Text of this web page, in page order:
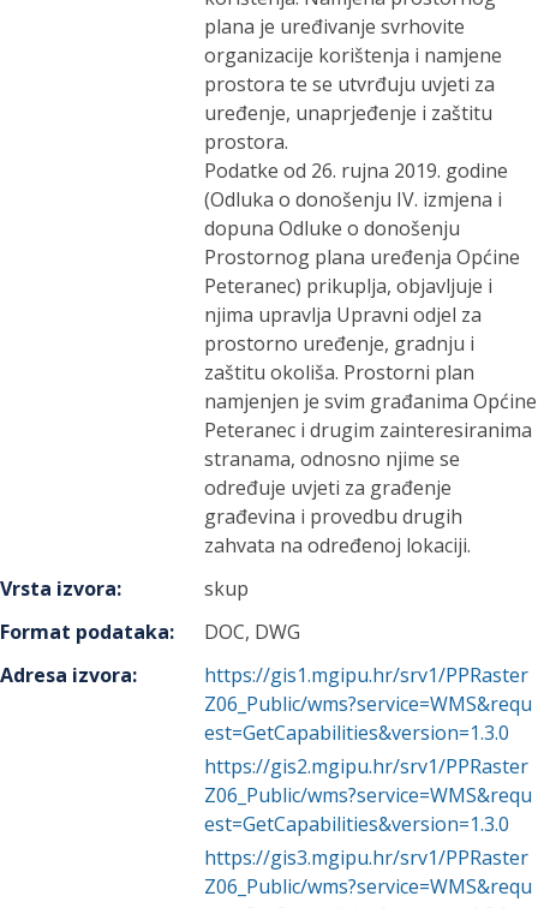
plana je uređivanje svrhovite
organizacije korištenja i namjene
prostora te se utvrđuju uvjeti za
uređenje, unaprjeđenje i zaštitu
prostora.
Podatke od 26. rujna 2019. godine
(Odluka o donošenju IV. izmjena i
dopuna Odluke o donošenju
Prostornog plana uređenja Općine
Peteranec) prikuplja, objavljuje i
njima upravlja Upravni odjel za
prostorno uređenje, gradnju i
zaštitu okoliša. Prostorni plan
namjenjen je svim građanima Općine
Peteranec i drugim zainteresiranima
stranama, odnosno njime se
određuje uvjeti za građenje
građevina i provedbu drugih
zahvata na određenoj lokaciji.
Vrsta izvora:
skup
Format podataka:
DOC, DWG
Adresa izvora:
https://gis1.mgipu.hr/srv1/PPRaster
Z06_Public/wms?service=WMS&requ
est=GetCapabilities&version=1.3.0
https://gis2.mgipu.hr/srv1/PPRaster
Z06_Public/wms?service=WMS&requ
est=GetCapabilities&version=1.3.0
https://gis3.mgipu.hr/srv1/PPRaster
Z06_Public/wms?service=WMS&requ